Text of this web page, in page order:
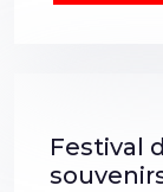
Festival